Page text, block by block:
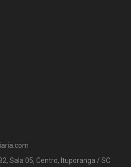
Sala 05, Centro, Ituporanga / SC